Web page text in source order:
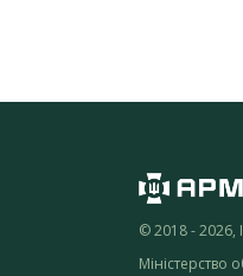
© 2018 -
Міністерство